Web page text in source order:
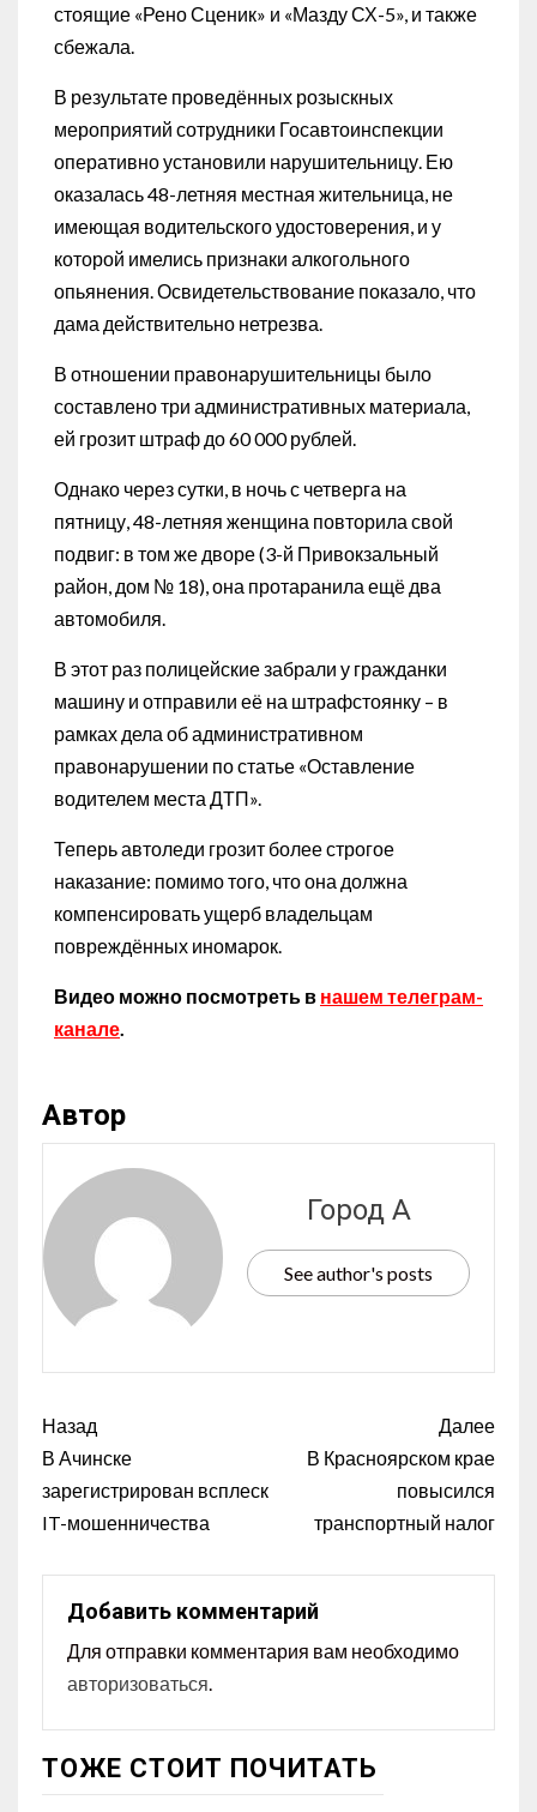
стоящие «Рено Сценик» и «Мазду СХ-5», и также
сбежала.
В результате проведённых розыскных
мероприятий сотрудники Госавтоинспекции
оперативно установили нарушительницу. Ею
оказалась 48-летняя местная жительница, не
имеющая водительского удостоверения, и у
которой имелись признаки алкогольного
опьянения. Освидетельствование показало, что
дама действительно нетрезва.
В отношении правонарушительницы было
составлено три административных материала,
ей грозит штраф до 60 000 рублей.
Однако через сутки, в ночь с четверга на
пятницу, 48-летняя женщина повторила свой
подвиг: в том же дворе (3-й Привокзальный
район, дом № 18), она протаранила ещё два
автомобиля.
В этот раз полицейские забрали у гражданки
машину и отправили её на штрафстоянку – в
рамках дела об административном
правонарушении по статье «Оставление
водителем места ДТП».
Теперь автоледи грозит более строгое
наказание: помимо того, что она должна
компенсировать ущерб владельцам
повреждённых иномарок.
Видео можно посмотреть в нашем телеграм-
канале.
Автор
Город А
See author's posts
Назад
В Ачинске
зарегистрирован всплеск
IT-мошенничества
Далее
В Красноярском крае
повысился
транспортный налог
Добавить комментарий
Для отправки комментария вам необходимо
авторизоваться.
ТОЖЕ СТОИТ ПОЧИТАТЬ